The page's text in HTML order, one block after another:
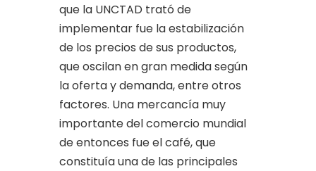
que la UNCTAD trató de
implementar fue la estabilización
de los precios de sus productos,
que oscilan en gran medida según
la oferta y demanda, entre otros
factores. Una mercancía muy
importante del comercio mundial
de entonces fue el café, que
constituía una de las principales